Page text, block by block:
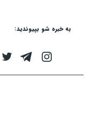
به خبره شو بپیوندید: